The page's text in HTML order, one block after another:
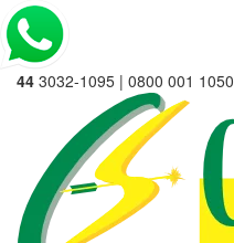
44 3032-1095 | 0800 001 1050